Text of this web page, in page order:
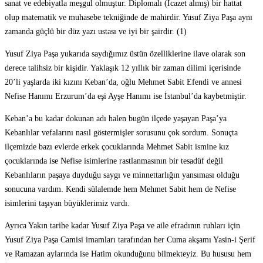
sanat ve edebiyatla meşgul olmuştur. Diplomalı (İcazet almış) bir hattat
olup matematik ve muhasebe tekniğinde de mahirdir. Yusuf Ziya Paşa aynı
zamanda güçlü bir düz yazı ustası ve iyi bir şairdir. (1)
Yusuf Ziya Paşa yukarıda saydığımız üstün özelliklerine ilave olarak son
derece talihsiz bir kişidir. Yaklaşık 12 yıllık bir zaman dilimi içerisinde
20’li yaşlarda iki kızını Keban’da, oğlu Mehmet Sabit Efendi ve annesi
Nefise Hanımı Erzurum’da eşi Ayşe Hanımı ise İstanbul’da kaybetmiştir.
Keban’a bu kadar dokunan adı halen bugün ilçede yaşayan Paşa’ya
Kebanlılar vefalarını nasıl göstermişler sorusunu çok sordum. Sonuçta
ilçemizde bazı evlerde erkek çocuklarında Mehmet Sabit ismine kız
çocuklarında ise Nefise isimlerine rastlanmasının bir tesadüf değil
Kebanlıların paşaya duyduğu saygı ve minnettarlığın yansıması olduğu
sonucuna vardım. Kendi sülalemde hem Mehmet Sabit hem de Nefise
isimlerini taşıyan büyüklerimiz vardı.
Ayrıca Yakın tarihe kadar Yusuf Ziya Paşa ve aile efradının ruhları için
Yusuf Ziya Paşa Camisi imamları tarafından her Cuma akşamı Yasin-i Şerif
ve Ramazan aylarında ise Hatim okunduğunu bilmekteyiz. Bu hususu hem